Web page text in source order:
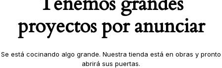
proyectos por anunciar
Se está cocinando algo grande. Nuestra tienda está en obras y pronto
abrirá sus puertas.